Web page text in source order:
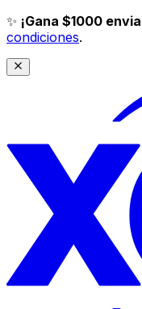
✨ ¡Gana $1000
condiciones.